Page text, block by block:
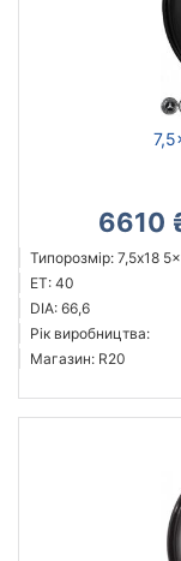
6610
Типорозмір: 7,5x18
ET: 40
DIA: 66,6
Рік виробництва:
Магазин: R20